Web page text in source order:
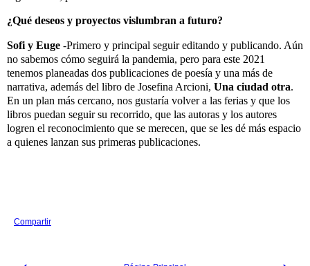
¿Qué deseos y proyectos vislumbran a futuro?
Sofi y Euge -Primero y principal seguir editando y publicando. Aún
no sabemos cómo seguirá la pandemia, pero para este 2021
tenemos planeadas dos publicaciones de poesía y una más de
narrativa, además del libro de Josefina Arcioni, Una ciudad otra.
En un plan más cercano, nos gustaría volver a las ferias y que los
libros puedan seguir su recorrido, que las autoras y los autores
logren el reconocimiento que se merecen, que se les dé más espacio
a quienes lanzan sus primeras publicaciones.
Compartir